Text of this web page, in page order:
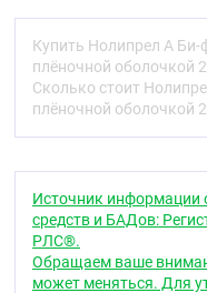
свойства каждого
Механизм действия
Нолипрел® А Би-
Комбинация
действие каждого
Периндоприл
Периндоприл —
превращающего
Купить Нолипрел А
плёночной оболочкой
Сколько стоит
плёночной оболочкой
Источник информации
средств и БАДов:
РЛС®.
Обращаем ваше
может меняться. Для